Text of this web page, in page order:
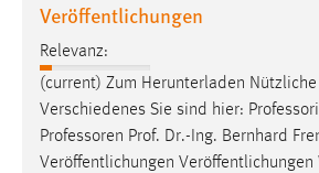
Veröffentlichungen
Relevanz:
(current) Zum Herunterladen Nützliche
Verschiedenes Sie sind hier:
Professoren Prof. Dr.-Ing. Bernhard
Veröffentlichungen Veröffentlichungen